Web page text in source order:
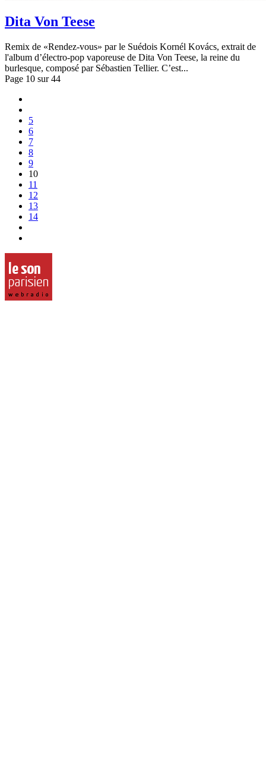
Dita Von Teese
Remix de «Rendez-vous» par le Suédois Kornél Kovács, extrait de
l'album d’électro-pop vaporeuse de Dita Von Teese, la reine du
burlesque, composé par Sébastien Tellier. C’est...
Page 10 sur 44
5
6
7
8
9
10
11
12
13
14